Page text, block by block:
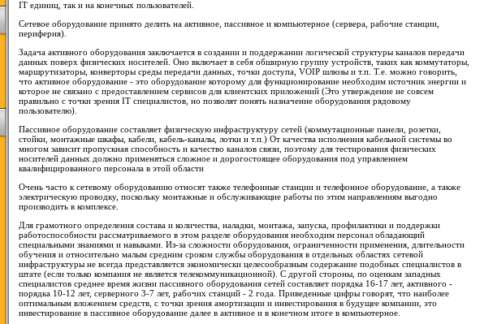
IT единиц, так и на конечных пользователей.
Сетевое оборудование принято делить на активное, пассивное и компьютерное (сервера, рабочие станции,
периферия).
Задача активного оборудования заключается в создании и поддержании логической структуры каналов передачи
данных поверх физических носителей. Оно включает в себя обширную группу устройств, таких как коммутаторы,
маршрутизаторы, конверторы среды передачи данных, точки доступа, VOIP шлюзы и т.п. Т.е. можно говорить,
что активное оборудование - это оборудование которому для функционирование необходим источник энергии и
которое не связано с предоставлением сервисов для клиентских приложений (Это утверждение не совсем
правильно с точки зрения IT специалистов, но позволят понять назначение оборудования рядовому
пользователю).
Пассивное оборудование составляет физическую инфраструктуру сетей (коммутационные панели, розетки,
стойки, монтажные шкафы, кабели, кабель-каналы, лотки и т.п.) От качества исполнения кабельной системы во
многом зависит пропускная способность и качество каналов связи, поэтому для тестирования физических
носителей данных должно применяться сложное и дорогостоящее оборудования под управлением
квалифицированного персонала в этой области
Очень часто к сетевому оборудованию относят также телефонные станции и телефонное оборудование, а также
электрическую проводку, поскольку монтажные и обслуживающие работы по этим направлениям выгодно
производить в комплексе.
Для грамотного определения состава и количества, наладки, монтажа, запуска, профилактики и поддержки
работоспособности рассматриваемого в этом разделе оборудования необходим персонал обладающий
специальными знаниями и навыками. Из-за сложности оборудования, ограниченности применения, длительности
обучения и относительно малым средним сроком службы оборудования в отдельных областях сетевой
инфраструктуры не всегда представляется экономически целесообразным содержание подобных специалистов в
штате (если только компания не является телекоммуникационной). С другой стороны, по оценкам западных
специалистов среднее время жизни пассивного оборудования сетей составляет порядка 16-17 лет, активного -
порядка 10-12 лет, серверного 3-7 лет, рабочих станций - 2 года. Приведенные цифры говорят, что наиболее
оптимальным вложением средств, с точки зрения амортизации и инвестирования в будущее компании, это
инвестирование в пассивное оборудование далее в активное и в конечном итоге в компьютерное.